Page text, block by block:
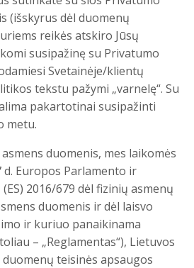
(išskyrus dėl duomenų
reikės atskiro Jūsų
susipažinę su Privatumo
Svetainėje/klientų
tekstu pažymi „varnelę“. Su
pakartotinai susipažinti
metu.
duomenis, mes laikomės
d. Europos Parlamento ir
2016/679 dėl fizinių asmenų
duomenis ir dėl laisvo
ir kuriuo panaikinama
– „Reglamentas“), Lietuvos
teisinės apsaugos